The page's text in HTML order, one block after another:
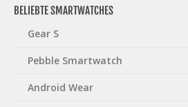
BELIEBTE SMARTWATCHES
Gear S
Pebble Smartwatch
Android Wear